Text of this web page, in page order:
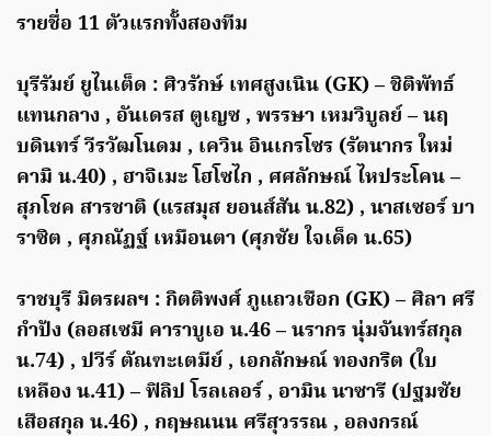
รายชื่อ 11 ตัวแรกทั้งสองทีม
บุรีรัมย์ ยูไนเต็ด : ศิวรักษ์ เทศสูงเนิน (GK) – ชิติพัทธ์
แทนกลาง , อันเดรส ตูเญซ , พรรษา เหมวิบูลย์ – นฤ
บดินทร์ วีรวัฒโนดม , เควิน อินเกรโซร (รัตนากร ใหม่
คามิ น.40) , ฮาจิเมะ โฮโซไก , ศศลักษณ์ ไหประโคน –
สุภโชค สารชาติ (แรสมุส ยอนส์สัน น.82) , นาสเซอร์ บา
ราซิต , ศุภณัฏฐ์ เหมือนตา (ศุภชัย ใจเด็ด น.65)
ราชบุรี มิตรผลฯ : กิตติพงศ์ ภูแถวเชือก (GK) – ศิลา ศรี
กำปัง (ลอสเซมี คาราบูเอ น.46 – นรากร นุ่มจันทร์สกุล
น.74) , ปวีร์ ตัณฑะเตมีย์ , เอกลักษณ์ ทองกริต (ใบ
เหลือง น.41) – ฟิลิป โรลเลอร์ , อามิน นาซารี (ปฐมชัย
เสือสกุล น.46) , กฤษณนน ศรีสุวรรณ , อลงกรณ์